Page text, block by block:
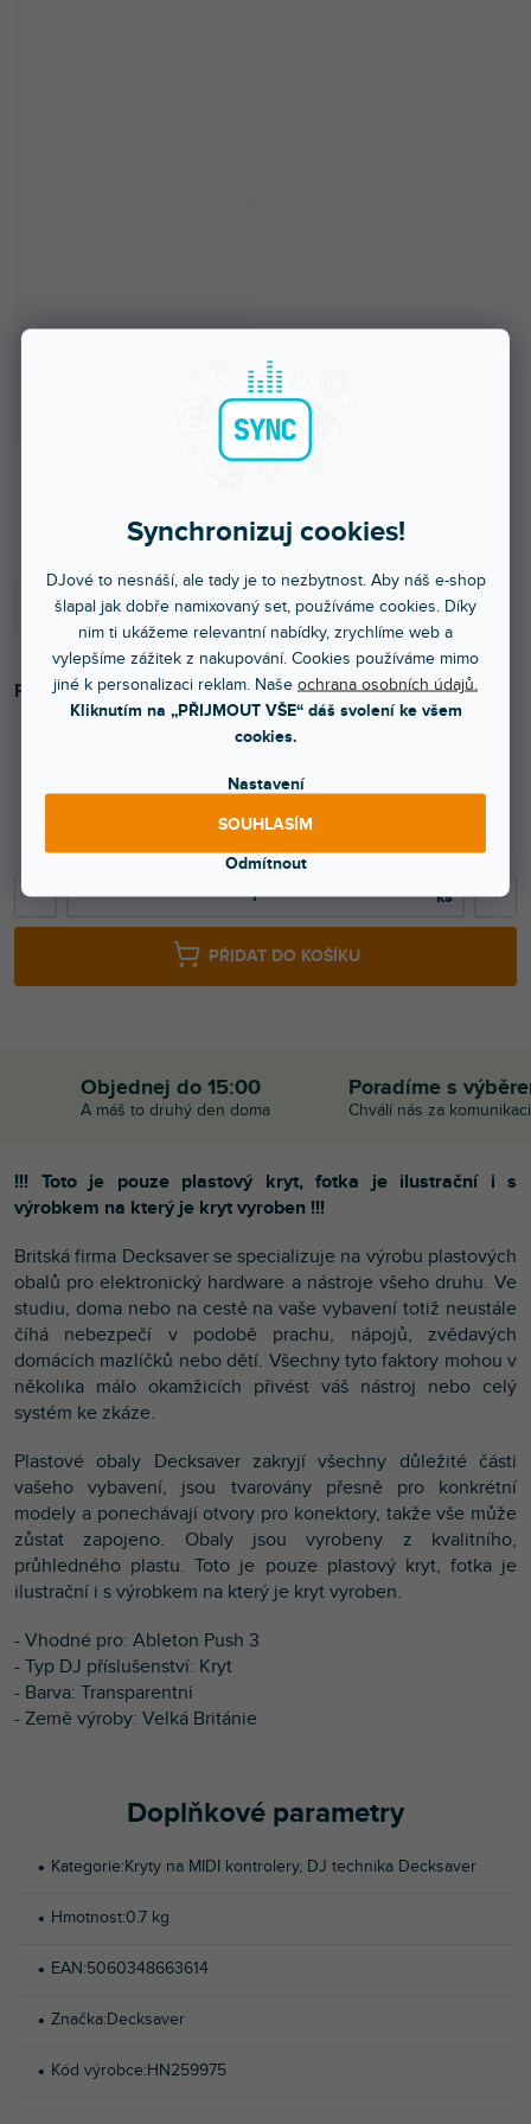
Synchronizuj cookies!
DJové to nesnáší, ale tady je to nezbytnost. Aby náš e-shop
šlapal jak dobře namixovaný set, používáme cookies. Díky
nim ti ukážeme relevantní nabídky, zrychlíme web a
vylepšíme zážitek z nakupování. Cookies používáme mimo
jiné k personalizaci reklam. Naše ochrana osobních údajů.
Kliknutím na „PŘIJMOUT VŠE“ dáš svolení ke všem
cookies.
Nastavení
Odmítnout
SOUHLASÍM
1 059 Kč
+
−
PŘIDAT DO KOŠÍKU
Plastový kryt pro Ableton Push 3.
Objednej do 15:00
A máš to druhý den doma
Poradíme s
Chválí nás za komunikaci
!!! Toto je pouze plastový kryt, fotka je ilustrační i s
výrobkem na který je kryt vyroben !!!
Britská firma Decksaver se specializuje na výrobu plastových
obalů pro elektronický hardware a nástroje všeho druhu. Ve
studiu, doma nebo na cestě na vaše vybavení totiž neustále
číhá nebezpečí v podobě prachu, nápojů, zvědavých
domácích mazlíčků nebo dětí. Všechny tyto faktory mohou v
několika málo okamžicích přivést váš nástroj nebo celý
systém ke zkáze.
Plastové obaly Decksaver zakryjí všechny důležité části
vašeho vybavení, jsou tvarovány přesně pro konkrétní
modely a ponechávají otvory pro konektory, takže vše může
zůstat zapojeno. Obaly jsou vyrobeny z kvalitního,
průhledného plastu. Toto je pouze plastový kryt, fotka je
ilustrační i s výrobkem na který je kryt vyroben.
- Vhodné pro: Ableton Push 3
- Typ DJ příslušenství: Kryt
- Barva: Transparentní
- Země výroby: Velká Británie
Doplňkové parametry
Kategorie:Kryty na MIDI kontrolery, DJ technika Decksaver
Hmotnost:0.7 kg
EAN:5060348663614
Značka:Decksaver
Kód výrobce:HN259975